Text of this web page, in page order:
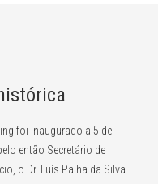
foi inaugurado a 5 de
então Secretário de
o Dr. Luís Palha da Silva.